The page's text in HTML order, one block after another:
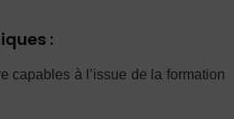
:
capables à l’issue de la formation